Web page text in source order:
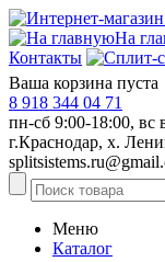
На
Контакты
Ваша корзина пуста
8 918 344 04 71
пн-сб 9:00-18:00, вс
г.Краснодар, х.
Меню
Каталог